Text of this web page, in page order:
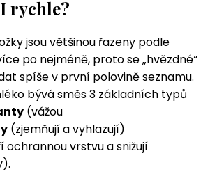
rychle?
jsou většinou řazeny podle
po nejméně, proto se „hvězdné“
spíše v první polovině seznamu.
bývá směs 3 základních typů
(vážou
(zjemňují a vyhlazují)
ochrannou vrstvu a snižují